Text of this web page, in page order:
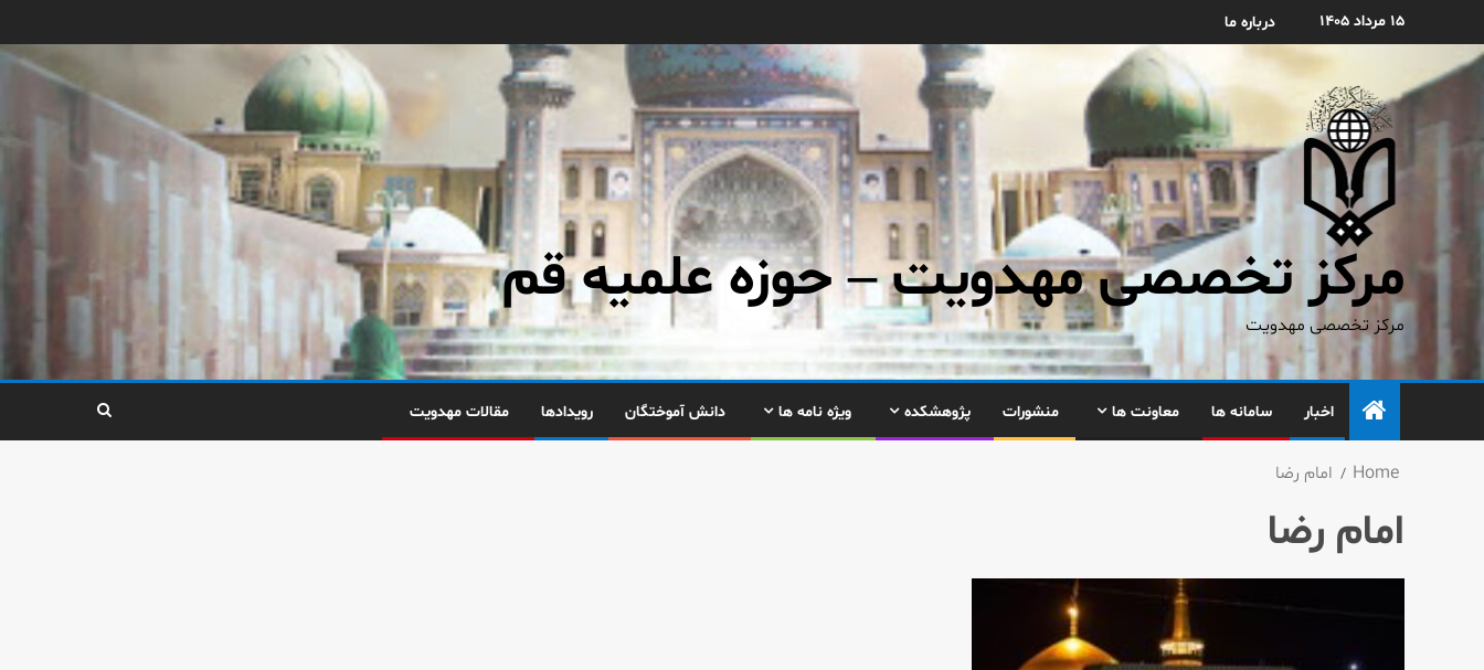
۱۵ مرداد ۱۴۰۵ درباره ما
مرکز تخصصی مهدویت – حوزه علمیه قم
مرکز تخصصی مهدویت
اخبار سامانه ها معاونت ها منشورات پژوهشکده ویژه نامه ها دانش آموختگان رویدادها مقالات مهدویت
Home امام رضا
امام رضا